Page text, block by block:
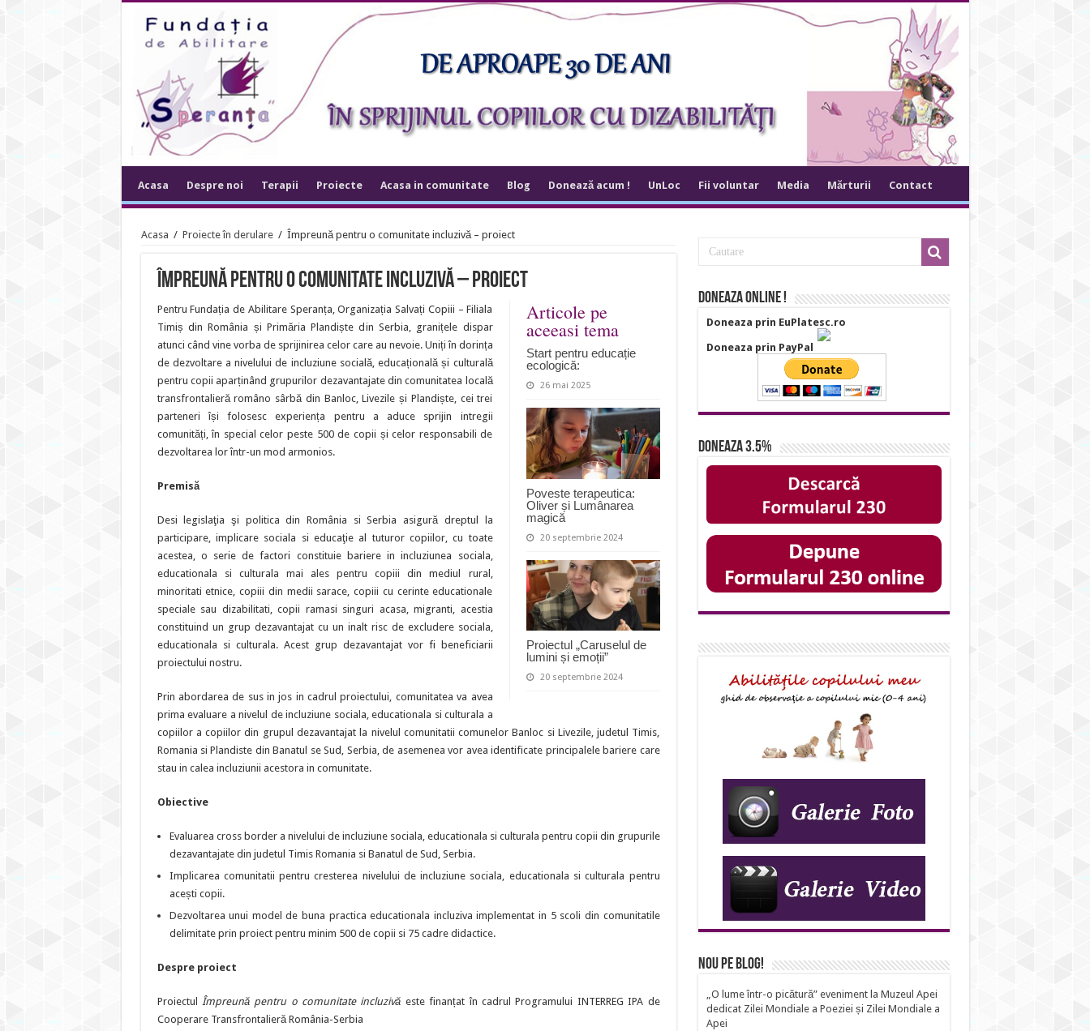
Acasa Despre noi Terapii Proiecte Acasa in comunitate Blog Donează acum ! UnLoc Fii voluntar Media Mărturii Contact
Acasa / Proiecte în derulare / Împreună pentru o comunitate incluzivă – proiect
Împreună pentru o comunitate incluzivă – proiect
Articole pe
aceeasi tema
Start pentru educație
ecologică:
26 mai 2025
Poveste terapeutica:
Oliver și Lumânarea
magică
20 septembrie 2024
Proiectul „Caruselul de
lumini și emoții”
20 septembrie 2024
Pentru Fundația de Abilitare Speranța, Organizația Salvați Copiii – Filiala
Timiș din România și Primăria Plandiște din Serbia, granițele dispar
atunci când vine vorba de sprijinirea celor care au nevoie. Uniți în dorința
de dezvoltare a nivelului de incluziune socială, educațională și culturală
pentru copii aparținând grupurilor dezavantajate din comunitatea locală
transfrontalieră româno sârbă din Banloc, Livezile și Plandiște, cei trei
parteneri își folosesc experiența pentru a aduce sprijin intregii
comunități, în special celor peste 500 de copii și celor responsabili de
dezvoltarea lor într-un mod armonios.
Premisă
Desi legislaţia şi politica din România si Serbia asigură dreptul la
participare, implicare sociala si educaţie al tuturor copiilor, cu toate
acestea, o serie de factori constituie bariere in incluziunea sociala,
educationala si culturala mai ales pentru copiii din mediul rural,
minoritati etnice, copiii din medii sarace, copiii cu cerinte educationale
speciale sau dizabilitati, copii ramasi singuri acasa, migranti, acestia
constituind un grup dezavantajat cu un inalt risc de excludere sociala,
educationala si culturala. Acest grup dezavantajat vor fi beneficiarii
proiectului nostru.
Prin abordarea de sus in jos in cadrul proiectului, comunitatea va avea
prima evaluare a nivelul de incluziune sociala, educationala si culturala a
copiilor a copiilor din grupul dezavantajat la nivelul comunitatii comunelor Banloc si Livezile, judetul Timis,
Romania si Plandiste din Banatul se Sud, Serbia, de asemenea vor avea identificate principalele bariere care
stau in calea incluziunii acestora in comunitate.
Obiective
Evaluarea cross border a nivelului de incluziune sociala, educationala si culturala pentru copii din grupurile
dezavantajate din judetul Timis Romania si Banatul de Sud, Serbia.
Implicarea comunitatii pentru cresterea nivelului de incluziune sociala, educationala si culturala pentru
acești copii.
Dezvoltarea unui model de buna practica educationala incluziva implementat in 5 scoli din comunitatile
delimitate prin proiect pentru minim 500 de copii si 75 cadre didactice.
Despre proiect
Proiectul Împreună pentru o comunitate incluzivă este finanțat în cadrul Programului INTERREG IPA de
Cooperare Transfrontalieră România-Serbia
Doneaza online !
Doneaza prin EuPlatesc.ro
Doneaza prin PayPal
Doneaza 3.5%
Nou pe Blog!
„O lume într-o picătură” eveniment la Muzeul Apei
dedicat Zilei Mondiale a Poeziei și Zilei Mondiale a
Apei